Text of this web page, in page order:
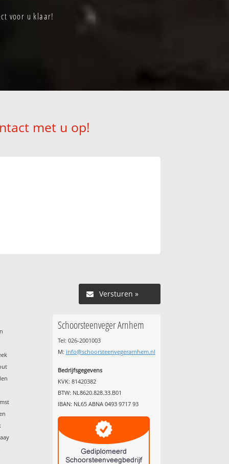
voor u klaar!
met u op!
Versturen »
Schoorsteenveger Arnhem
Tel: 026-2001003
M: info@schoorsteenvegerarnhem.nl
Bedrijfsgegevens
KVK: 81420382
BTW: NL8620.828.33.B01
IBAN: NL65 ABNA 0493 9717 93